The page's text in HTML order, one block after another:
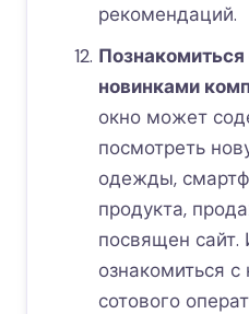
рекомендаций.
новинками
окно может
посмотреть
одежды,
продукта,
посвящен сайт.
ознакомиться
сотового